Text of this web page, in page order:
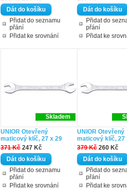
Přidat do seznamu
přání
Přidat ke srovnání
Přidat do
přání
Přidat ke
Skladem
UNIOR Otevřený
maticový klíč, 27 x 29
371 Kč 247 Kč
Přidat do seznamu
přání
Přidat ke srovnání
UNIOR Otevřený
maticový klíč, 27
379 Kč 260 Kč
Přidat do
přání
Přidat ke